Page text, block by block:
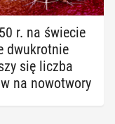
r. na świecie
dwu­krot­nie
się liczba
na no­wo­two­ry